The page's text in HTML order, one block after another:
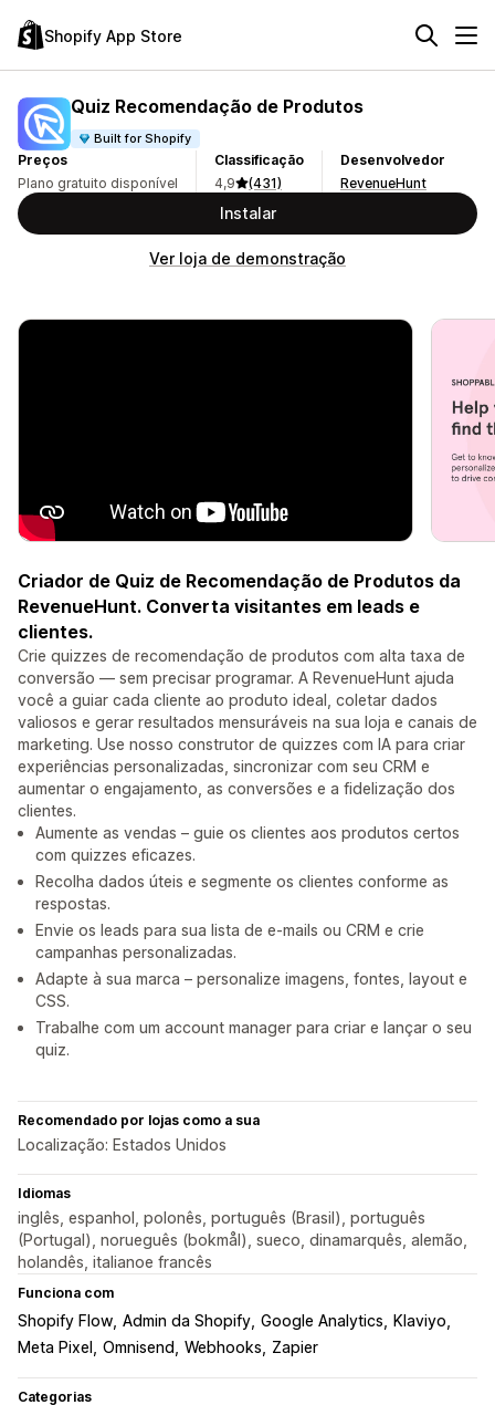
Shopify App Store
Quiz Recomendação de Produtos
Built for Shopify
Preços
Plano gratuito disponível
Classificação
4,9
(431)
Desenvolvedor
RevenueHunt
Instalar
Ver loja de demonstração
Criador de Quiz de Recomendação de Produtos da
RevenueHunt. Converta visitantes em leads e
clientes.
Crie quizzes de recomendação de produtos com alta taxa de
conversão — sem precisar programar. A RevenueHunt ajuda
você a guiar cada cliente ao produto ideal, coletar dados
valiosos e gerar resultados mensuráveis na sua loja e canais de
marketing. Use nosso construtor de quizzes com IA para criar
experiências personalizadas, sincronizar com seu CRM e
aumentar o engajamento, as conversões e a fidelização dos
clientes.
Aumente as vendas – guie os clientes aos produtos certos
com quizzes eficazes.
Recolha dados úteis e segmente os clientes conforme as
respostas.
Envie os leads para sua lista de e-mails ou CRM e crie
campanhas personalizadas.
Adapte à sua marca – personalize imagens, fontes, layout e
CSS.
Trabalhe com um account manager para criar e lançar o seu
quiz.
Recomendado por lojas como a sua
Localização: Estados Unidos
Idiomas
inglês, espanhol, polonês, português (Brasil), português
(Portugal), norueguês (bokmål), sueco, dinamarquês, alemão,
holandês, italianoe francês
Funciona com
Shopify Flow Admin da Shopify Google Analytics
Klaviyo
Meta Pixel
Omnisend Webhooks Zapier
Categorias